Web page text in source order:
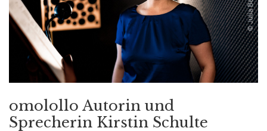
omolollo Autorin und
Sprecherin Kirstin Schulte